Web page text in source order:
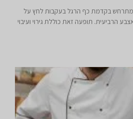
המתרחש בקדמת כף הרגל בעקבות לחץ על
הרביעית. תופעה זאת כוללת גירוי ועיבוי